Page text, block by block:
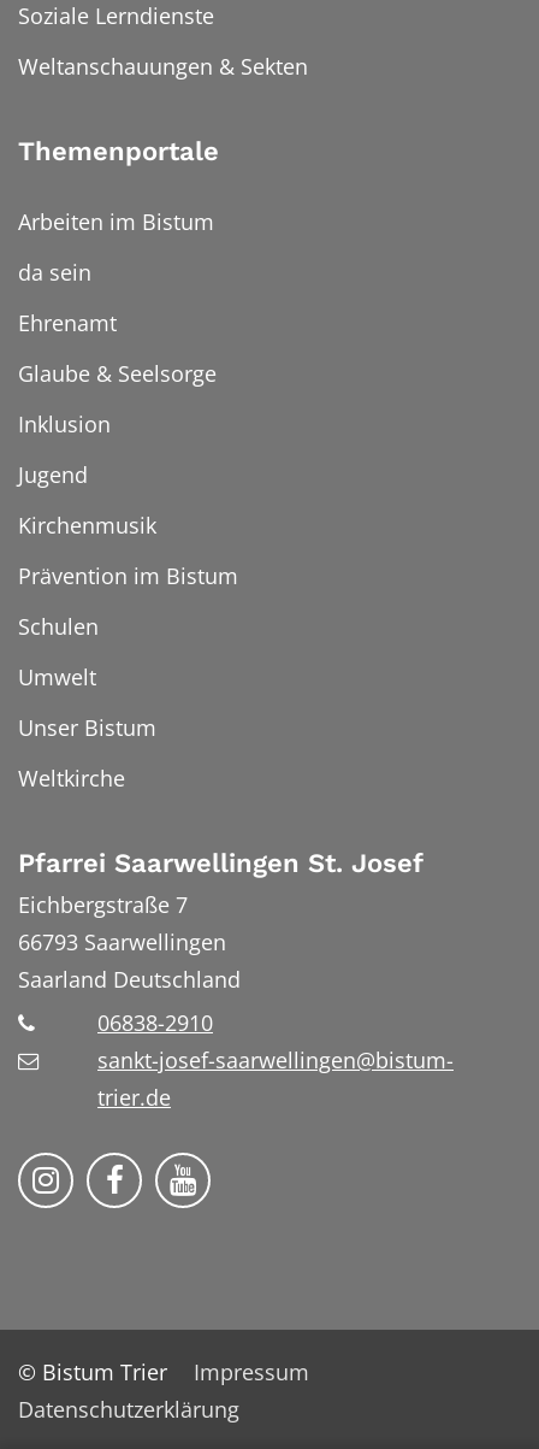
Soziale Lerndienste
Weltanschauungen & Sekten
Themenportale
Arbeiten im Bistum
da sein
Ehrenamt
Glaube & Seelsorge
Inklusion
Jugend
Kirchenmusik
Prävention im Bistum
Schulen
Umwelt
Unser Bistum
Weltkirche
Pfarrei Saarwellingen St. Josef
Eichbergstraße 7
66793 Saarwellingen
Saarland Deutschland
06838-2910
sankt-josef-saarwellingen@bistum-
trier.de
Folge uns auf Instragram
Folge uns auf Facebook
Fogle uns auf YouTube
© Bistum Trier
Impressum
Datenschutzerklärung